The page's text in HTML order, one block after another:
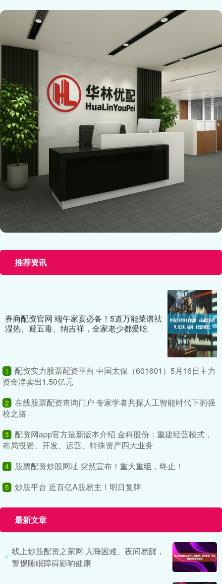
推荐资讯
券商配资官网 端午家宴必备！5道万能菜谱祛
湿热、避五毒、纳吉祥，全家老少都爱吃
1
配资实力股票配资平台 中国太保（601601）5月16日主力
资金净卖出1.50亿元
2
在线股票配资查询门户 专家学者共探人工智能时代下的强
校之路
3
配资网app官方最新版本介绍 金科股份：重建经营模式，
布局投资、开发、运营、特殊资产四大业务
4 股票配资炒股网址 突然宣布！重大重组，终止！
5 炒股平台 近百亿A股易主！明日复牌
最新文章
线上炒股配资之家网 入睡困难、夜间易醒，
警惕睡眠障碍影响健康